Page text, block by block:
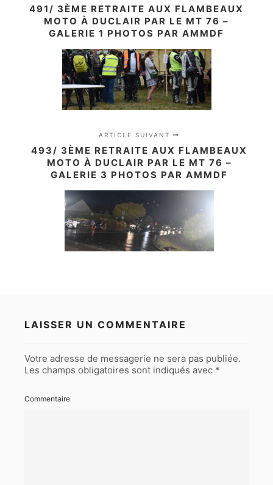
491/ 3ÈME RETRAITE AUX FLAMBEAUX
MOTO À DUCLAIR PAR LE MT 76 –
GALERIE 1 PHOTOS PAR AMMDF
ARTICLE SUIVANT
493/ 3ÈME RETRAITE AUX FLAMBEAUX
MOTO À DUCLAIR PAR LE MT 76 –
GALERIE 3 PHOTOS PAR AMMDF
LAISSER UN COMMENTAIRE
Votre adresse de messagerie ne sera pas publiée.
Les champs obligatoires sont indiqués avec *
Commentaire